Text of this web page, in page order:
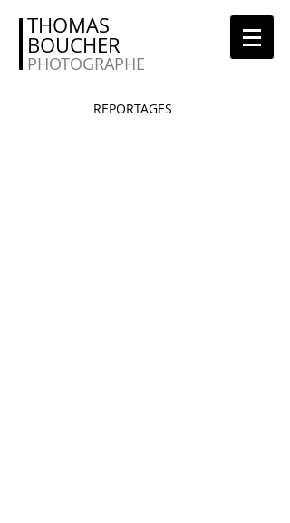
THOMAS
BOUCHER
PHOTOGRAPHE
REPORTAGES